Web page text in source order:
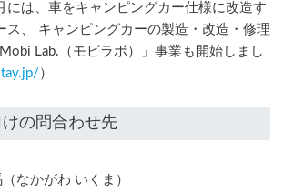
には、車をキャンピングカー仕様に改造す
ス、 キャンピングカーの製造・改造・修理
Lab.（モビラボ）」事業も開始しまし
）
の問合わせ先
なかがわ いくま）